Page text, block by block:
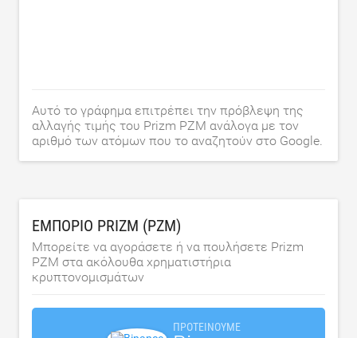
Αυτό το γράφημα επιτρέπει την πρόβλεψη της
αλλαγής τιμής του Prizm PZM ανάλογα με τον
αριθμό των ατόμων που το αναζητούν στο Google.
ΕΜΠΌΡΙΟ PRIZM (PZM)
Μπορείτε να αγοράσετε ή να πουλήσετε Prizm
PZM στα ακόλουθα χρηματιστήρια
κρυπτονομισμάτων
ΠΡΟΤΕΊΝΟΥΜΕ